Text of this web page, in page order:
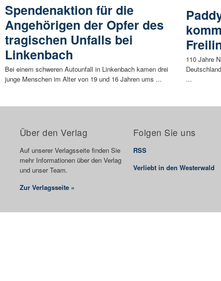
Spendenaktion für die
Angehörigen der Opfer des
tragischen Unfalls bei
Linkenbach
Bei einem schweren Autounfall in Linkenbach kamen drei
junge Menschen im Alter von 19 und 16 Jahren ums ...
110 Jahre
...
Über den Verlag
Auf unserer Verlagsseite finden Sie
mehr Informationen über den Verlag
und unser Team.
Zur Verlagsseite »
Folgen Sie uns
RSS
Verliebt in den Westerwald